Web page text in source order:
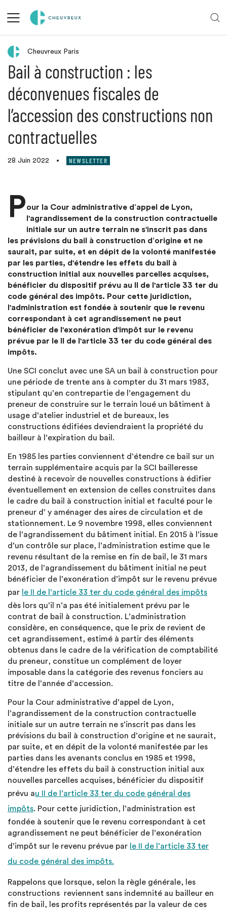
Retour aux actualités
Cheuvreux Paris
Bail à construction : les
déconvenues fiscales de
l’accession des constructions non
contractuelles
28 Juin 2022 • NEWSLETTER
Pour la Cour administrative d’appel de Lyon,
l'agrandissement de la construction contractuelle
initiale sur un autre terrain ne s'inscrit pas dans
les prévisions du bail à construction d’origine et ne
saurait, par suite, et en dépit de la volonté manifestée
par les parties, d'étendre les effets du bail à
construction initial aux nouvelles parcelles acquises,
bénéficier du dispositif prévu au II de l'article 33 ter du
code général des impôts. Pour cette juridiction,
l'administration est fondée à soutenir que le revenu
correspondant à cet agrandissement ne peut
bénéficier de l'exonération d'impôt sur le revenu
prévue par le II de l'article 33 ter du code général des
impôts.
Une SCI conclut avec une SA un bail à construction pour
une période de trente ans à compter du 31 mars 1983,
stipulant qu’en contrepartie de l’engagement du
preneur de construire sur le terrain loué un bâtiment à
usage d’atelier industriel et de bureaux, les
constructions édifiées deviendraient la propriété du
bailleur à l’expiration du bail.
En 1985 les parties conviennent d’étendre ce bail sur un
terrain supplémentaire acquis par la SCI bailleresse
destiné à recevoir de nouvelles constructions à édifier
éventuellement en extension de celles construites dans
le cadre du bail à construction initial et faculté pour le
preneur d’ y aménager des aires de circulation et de
stationnement. Le 9 novembre 1998, elles conviennent
de l’agrandissement du bâtiment initial. En 2015 à l’issue
d’un contrôle sur place, l’administration estime que le
revenu résultant de la remise en fin de bail, le 31 mars
2013, de l’agrandissement du bâtiment initial ne peut
bénéficier de l’exonération d’impôt sur le revenu prévue
par le II de l’article 33 ter du code général des impôts
dès lors qu’il n’a pas été initialement prévu par le
contrat de bail à construction. L’administration
considère, en conséquence, que le prix de revient de
cet agrandissement, estimé à partir des éléments
obtenus dans le cadre de la vérification de comptabilité
du preneur, constitue un complément de loyer
imposable dans la catégorie des revenus fonciers au
titre de l’année d’accession.
Pour la Cour administrative d’appel de Lyon,
l’agrandissement de la construction contractuelle
initiale sur un autre terrain ne s’inscrit pas dans les
prévisions du bail à construction d’origine et ne saurait,
par suite, et en dépit de la volonté manifestée par les
parties dans les avenants conclus en 1985 et 1998,
d’étendre les effets du bail à construction initial aux
nouvelles parcelles acquises, bénéficier du dispositif
prévu au II de l’article 33 ter du code général des
impôts. Pour cette juridiction, l’administration est
fondée à soutenir que le revenu correspondant à cet
agrandissement ne peut bénéficier de l’exonération
d’impôt sur le revenu prévue par le II de l’article 33 ter
du code général des impôts.
Rappelons que lorsque, selon la règle générale, les
constructions reviennent sans indemnité au bailleur en
fin de bail, les profits représentés par la valeur de ces